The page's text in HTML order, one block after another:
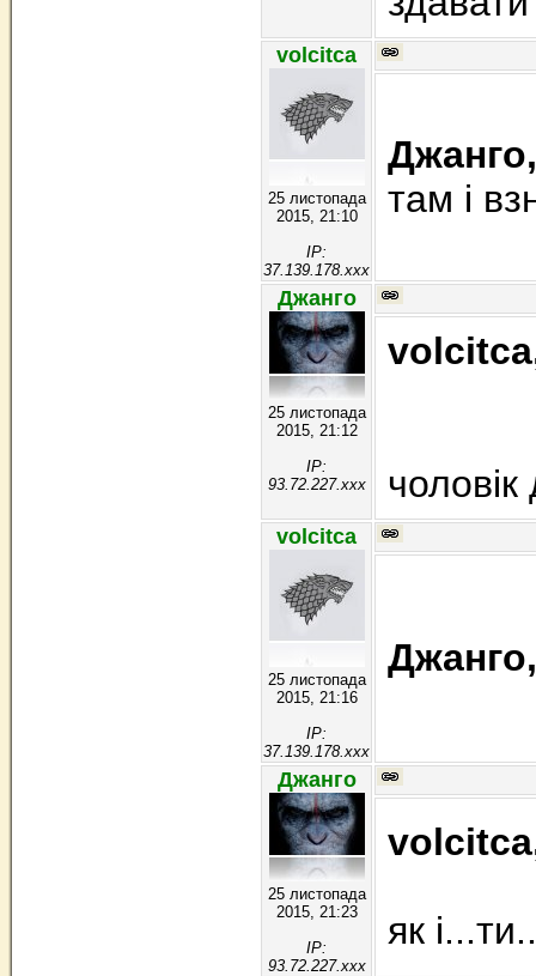
volcitca
25 листопада
2015, 21:10
IP:
37.139.178.xxx
там і
Джанго
25 листопада
2015, 21:12
IP:
93.72.227.xxx
volcitca
25 листопада
2015, 21:16
IP:
37.139.178.xxx
Джанго
25 листопада
2015, 21:23
IP:
93.72.227.xxx
як